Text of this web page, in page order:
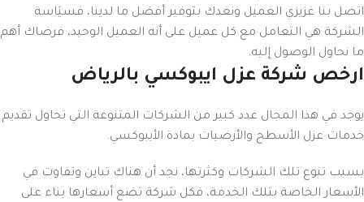
اتصل بنا عزيزي العميل ونعدك بتوفير أفضل ما لدينا، فسيَاسة
الشركة هي التعامل مع كل عميل على أنه العميل الوحيد، فرضاك أهم
ما نحاول الوصول إليه.
ارخص شركة عزل ايبوكسي بالرياض
يوجد في هذا المجال عدد كبير من الشركات المتنوعة التي تحاول تقديم
خدمات عزل الأسطح والأرضيات بمادة الأيبوكسي.
بسبب تنوع تلك الشركات وكثرتها، نجد أن هناك تباين وتفاوت في
الأسعار الخاصة بتلك الخدمة، فكل شركة تضع أسعارها بناء على